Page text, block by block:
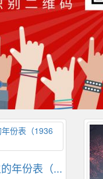
年份表（...